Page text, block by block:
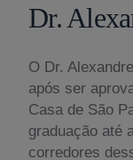
Dr.
O Dr.
após ser
Casa de São
graduação até
corredores